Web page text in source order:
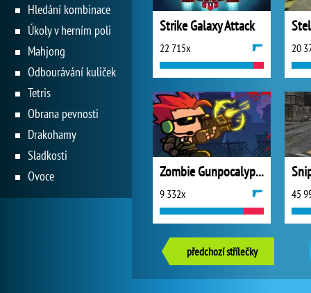
Strike Galaxy Attack
22 715x 20
Zombie Gunpocalypse
9 332x 45
předchozí střílečky
Hledání kombinace
Úkoly v herním poli
Mahjong
Odbourávání kuliček
Tetris
Obrana pevnosti
Drakohamy
Sladkosti
Ovoce